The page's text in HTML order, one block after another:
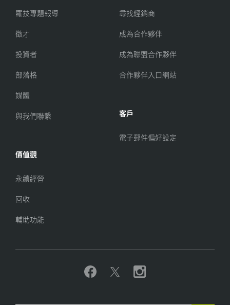
羅技專題報導
徵才
投資者
部落格
媒體
與我們聯繫
價值觀
永續經營
回收
輔助功能
尋找經銷商
成為合作夥伴
成為聯盟合作夥伴
合作夥伴入口網站
客戶
電子郵件偏好設定